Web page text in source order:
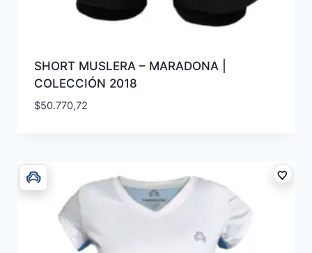
SHORT MUSLERA – MARADONA |
COLECCIÓN 2018
$50.770,72